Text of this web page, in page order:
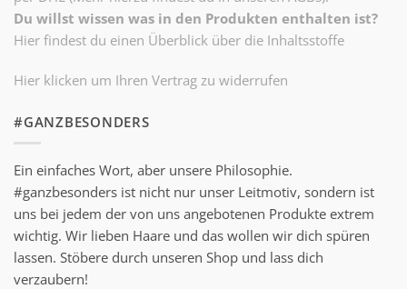
Du willst wissen was in den Produkten enthalten ist?
Hier findest du einen Überblick über die Inhaltsstoffe
Hier klicken um Ihren Vertrag zu widerrufen
#GANZBESONDERS
Ein einfaches Wort, aber unsere Philosophie.
#ganzbesonders ist nicht nur unser Leitmotiv, sondern ist
uns bei jedem der von uns angebotenen Produkte extrem
wichtig. Wir lieben Haare und das wollen wir dich spüren
lassen. Stöbere durch unseren Shop und lass dich
verzaubern!